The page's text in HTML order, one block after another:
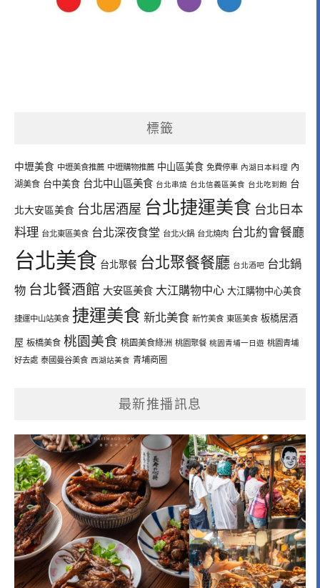
標籤
中壢美食 中壢美食推薦 中壢購物推薦 中山區美食 免費停車 內湖日本料理 內
湖美食 台中美食 台北中山區美食 台北串燒 台北信義區美食 台北吃到飽 台
北大安區美食 台北居酒屋 台北捷運美食 台北日本
料理 台北東區美食 台北深夜食堂 台北火鍋 台北燒肉 台北約會餐廳
台北美食 台北聚餐 台北聚餐餐廳 台北酒吧 台北鍋
物 台北餐酒館 大安區美食 大江購物中心 大江購物中心美食
捷運中山站美食 捷運美食 新北美食 新竹美食 東區美食 板橋居酒
屋 板橋美食 桃園美食 桃園美食綠洲 桃園聚餐 桃園青埔一日遊 桃園青埔
好去處 泰國曼谷美食 西湖站美食 青埔商圈
最新推播訊息